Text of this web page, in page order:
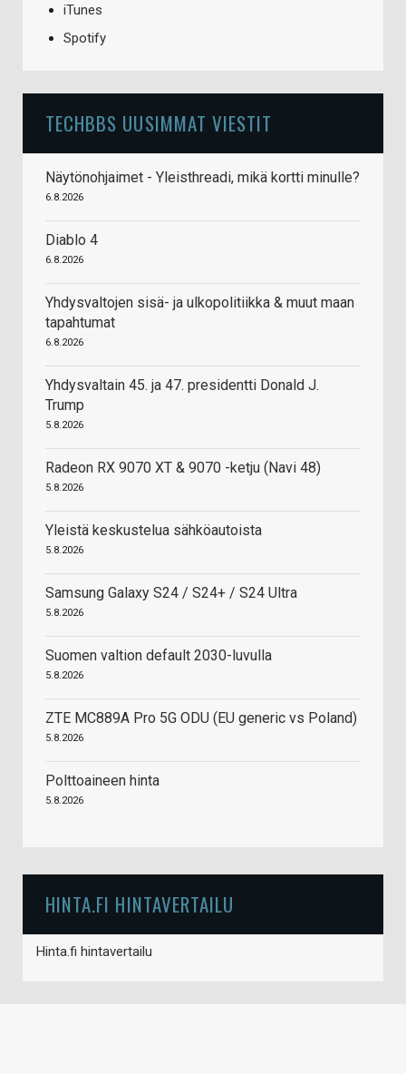
iTunes
Spotify
TECHBBS UUSIMMAT VIESTIT
Näytönohjaimet - Yleisthreadi, mikä kortti minulle?
6.8.2026
Diablo 4
6.8.2026
Yhdysvaltojen sisä- ja ulkopolitiikka & muut maan
tapahtumat
6.8.2026
Yhdysvaltain 45. ja 47. presidentti Donald J.
Trump
5.8.2026
Radeon RX 9070 XT & 9070 -ketju (Navi 48)
5.8.2026
Yleistä keskustelua sähköautoista
5.8.2026
Samsung Galaxy S24 / S24+ / S24 Ultra
5.8.2026
Suomen valtion default 2030-luvulla
5.8.2026
ZTE MC889A Pro 5G ODU (EU generic vs Poland)
5.8.2026
Polttoaineen hinta
5.8.2026
HINTA.FI HINTAVERTAILU
Hinta.fi hintavertailu